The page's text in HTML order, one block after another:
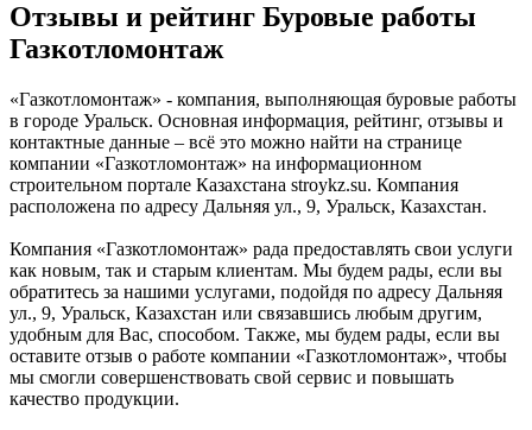
Отзывы и рейтинг Буровые работы
Газкотломонтаж
«Газкотломонтаж» - компания, выполняющая буровые работы
в городе Уральск. Основная информация, рейтинг, отзывы и
контактные данные – всё это можно найти на странице
компании «Газкотломонтаж» на информационном
строительном портале Казахстана stroykz.su. Компания
расположена по адресу Дальняя ул., 9, Уральск, Казахстан.
Компания «Газкотломонтаж» рада предоставлять свои услуги
как новым, так и старым клиентам. Мы будем рады, если вы
обратитесь за нашими услугами, подойдя по адресу Дальняя
ул., 9, Уральск, Казахстан или связавшись любым другим,
удобным для Вас, способом. Также, мы будем рады, если вы
оставите отзыв о работе компании «Газкотломонтаж», чтобы
мы смогли совершенствовать свой сервис и повышать
качество продукции.